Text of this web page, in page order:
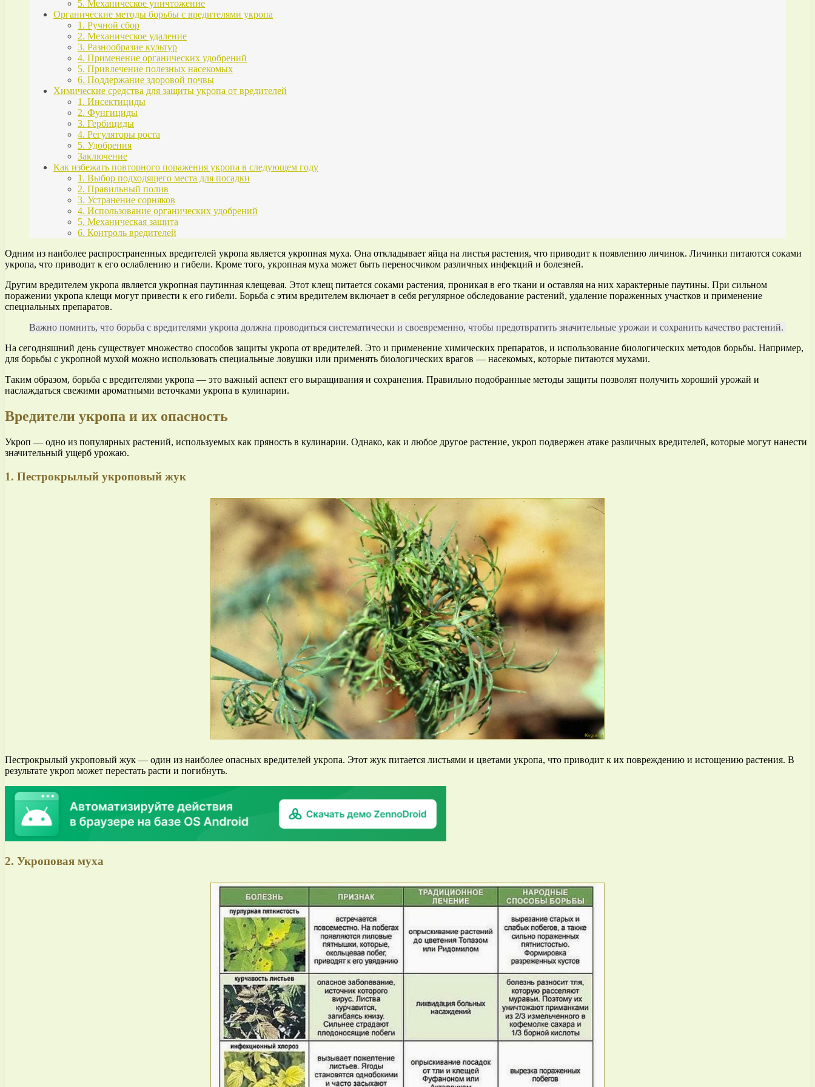
5. Механическое уничтожение
Органические методы борьбы с вредителями укропа
1. Ручной сбор
2. Механическое удаление
3. Разнообразие культур
4. Применение органических удобрений
5. Привлечение полезных насекомых
6. Поддержание здоровой почвы
Химические средства для защиты укропа от вредителей
1. Инсектициды
2. Фунгициды
3. Гербициды
4. Регуляторы роста
5. Удобрения
Заключение
Как избежать повторного поражения укропа в следующем году
1. Выбор подходящего места для посадки
2. Правильный полив
3. Устранение сорняков
4. Использование органических удобрений
5. Механическая защита
6. Контроль вредителей
Одним из наиболее распространенных вредителей укропа является укропная муха. Она откладывает яйца на листья растения, что приводит к появлению личинок. Личинки питаются соками
укропа, что приводит к его ослаблению и гибели. Кроме того, укропная муха может быть переносчиком различных инфекций и болезней.
Другим вредителем укропа является укропная паутинная клещевая. Этот клещ питается соками растения, проникая в его ткани и оставляя на них характерные паутины. При сильном
поражении укропа клещи могут привести к его гибели. Борьба с этим вредителем включает в себя регулярное обследование растений, удаление пораженных участков и применение
специальных препаратов.
Важно помнить, что борьба с вредителями укропа должна проводиться систематически и своевременно, чтобы предотвратить значительные урожаи и сохранить качество растений.
На сегодняшний день существует множество способов защиты укропа от вредителей. Это и применение химических препаратов, и использование биологических методов борьбы. Например,
для борьбы с укропной мухой можно использовать специальные ловушки или применять биологических врагов — насекомых, которые питаются мухами.
Таким образом, борьба с вредителями укропа — это важный аспект его выращивания и сохранения. Правильно подобранные методы защиты позволят получить хороший урожай и
наслаждаться свежими ароматными веточками укропа в кулинарии.
Вредители укропа и их опасность
Укроп — одно из популярных растений, используемых как пряность в кулинарии. Однако, как и любое другое растение, укроп подвержен атаке различных вредителей, которые могут нанести
значительный ущерб урожаю.
1. Пестрокрылый укроповый жук
Пестрокрылый укроповый жук — один из наиболее опасных вредителей укропа. Этот жук питается листьями и цветами укропа, что приводит к их повреждению и истощению растения. В
результате укроп может перестать расти и погибнуть.
2. Укроповая муха